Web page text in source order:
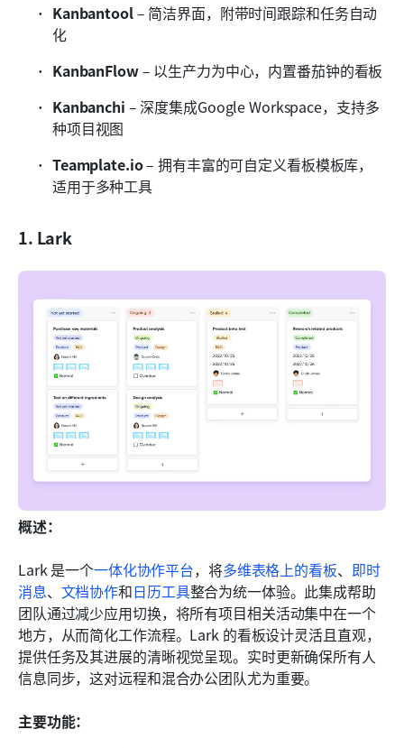
Kanbantool – 简洁界面，附带时间跟踪和任务自动
化
KanbanFlow – 以生产力为中心，内置番茄钟的看板
Kanbanchi – 深度集成Google Workspace，支持多
种项目视图
Teamplate.io – 拥有丰富的可自定义看板模板库，
适用于多种工具
1. Lark
概述：
Lark 是一个一体化协作平台，将多维表格上的看板、 即时
消息、 文档协作和日历工具整合为统一体验。此集成帮助
团队通过减少应用切换，将所有项目相关活动集中在一个
地方，从而简化工作流程。Lark 的看板设计灵活且直观，
提供任务及其进展的清晰视觉呈现。实时更新确保所有人
信息同步，这对远程和混合办公团队尤为重要。
主要功能：